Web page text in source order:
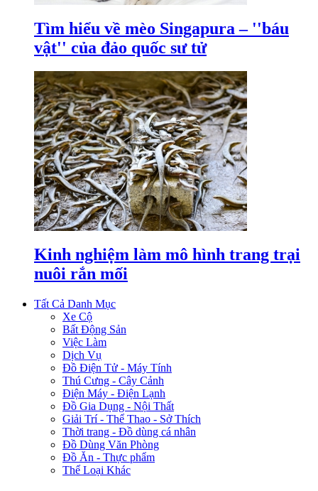
Tìm hiểu về mèo Singapura – ''báu
vật'' của đảo quốc sư tử
Kinh nghiệm làm mô hình trang trại
nuôi rắn mối
Tất Cả Danh Mục
Xe Cộ
Bất Động Sản
Việc Làm
Dịch Vụ
Đồ Điện Tử - Máy Tính
Thú Cưng - Cây Cảnh
Điện Máy - Điện Lạnh
Đồ Gia Dụng - Nội Thất
Giải Trí - Thể Thao - Sở Thích
Thời trang - Đồ dùng cá nhân
Đồ Dùng Văn Phòng
Đồ Ăn - Thực phẩm
Thể Loại Khác